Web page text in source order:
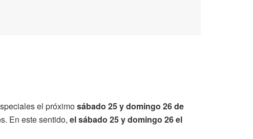
el próximosábado 25 y domingo 26 de
En este sentido, el sábado 25 y domingo 26 el